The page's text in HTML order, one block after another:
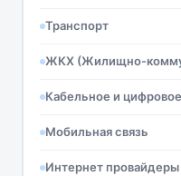
Транспорт
ЖКХ (Жилищно-
Кабельное и
Мобильная связь
Интернет провайдеры